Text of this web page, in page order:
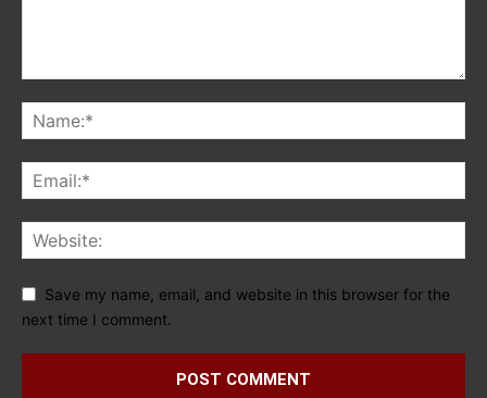
Save my name, email, and website in this browser for the
next time I comment.